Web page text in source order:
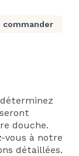
commander
douche.
vous à notre
détaillées.